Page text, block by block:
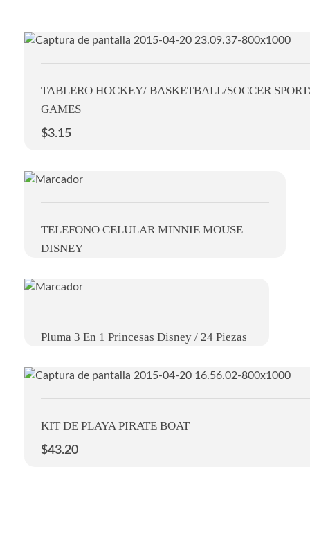
TABLERO HOCKEY/ BASKETBALL/SOCCER
GAMES
$3.15
TELEFONO CELULAR MINNIE MOUSE
DISNEY
Pluma 3 En 1 Princesas Disney / 24 Piezas
KIT DE PLAYA PIRATE BOAT
$43.20